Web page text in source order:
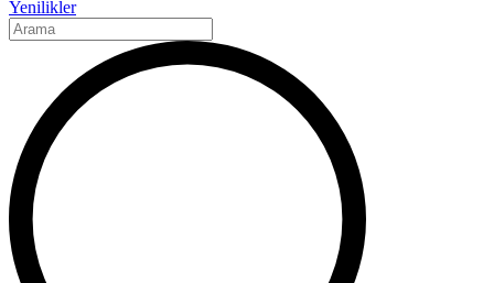
Yenilikler